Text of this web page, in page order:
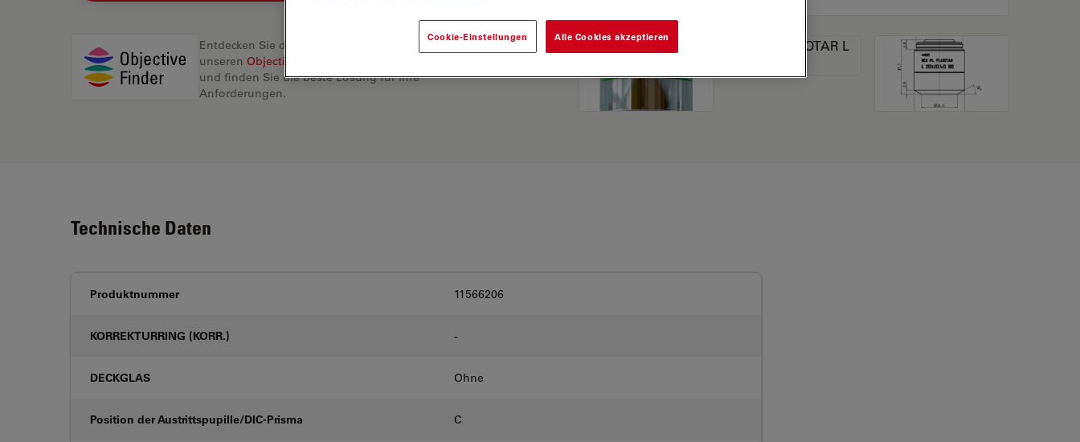
Entdecken Sie die perfekte Lösung. Erkunden Sie
unseren Objective Finder
und finden Sie die beste Lösung für Ihre
Anforderungen.
Technische Daten
Produktnummer 11566206
KORREKTURRING (KORR.) -
DECKGLAS Ohne
Position der Austrittspupille/DIC-Prisma C
Cookie-Einstellungen Alle Cookies akzeptieren